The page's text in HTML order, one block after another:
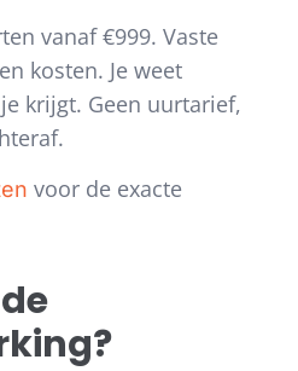
vanaf €999. Vaste
kosten. Je weet
krijgt. Geen uurtarief,
voor de exacte